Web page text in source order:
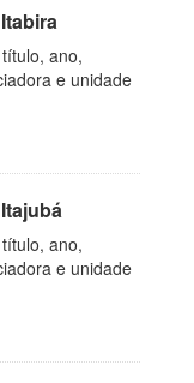
ano,
e unidade
ano,
e unidade